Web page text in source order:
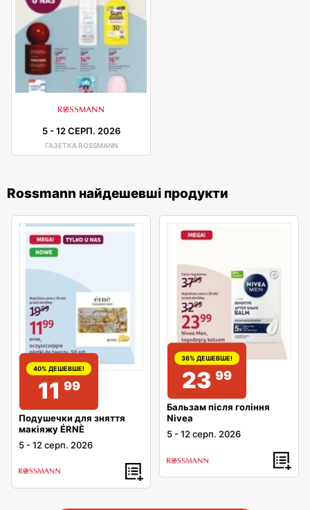
5-12 СЕРП. 2026
ГАЗЕТКА ROSSMANN
Rossmann найдешевші продукти
40% ДЕШЕВШЕ!
11 99
Подушечки для зняття
макіяжу ÉRNÈ
5 -12 серп. 2026
36% ДЕШЕВШЕ!
23 99
Бальзам після гоління
Nivea
5 -12 серп. 2026